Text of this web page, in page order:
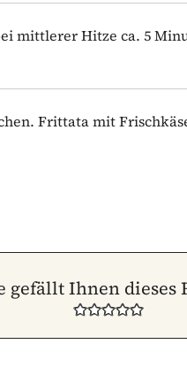
mittlerer Hitze ca. 5
Frittata mit
gefällt Ihnen dieses